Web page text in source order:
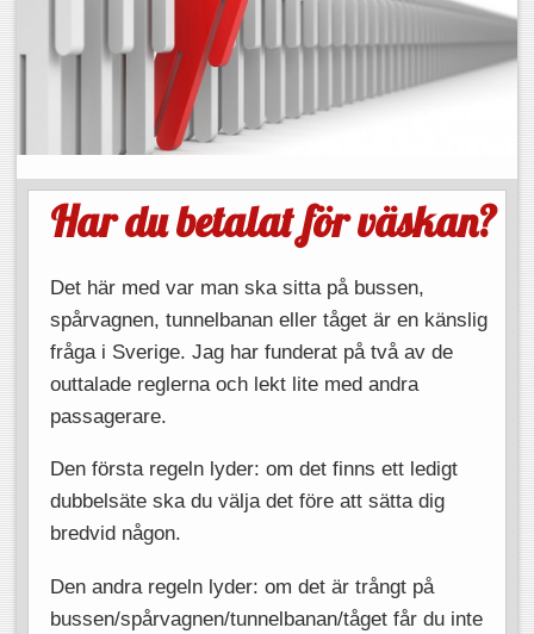
Har du betalat för väskan?
Det här med var man ska sitta på bussen,
spårvagnen, tunnelbanan eller tåget är en känslig
fråga i Sverige. Jag har funderat på två av de
outtalade reglerna och lekt lite med andra
passagerare.
Den första regeln lyder: om det finns ett ledigt
dubbelsäte ska du välja det före att sätta dig
bredvid någon.
Den andra regeln lyder: om det är trångt på
bussen/spårvagnen/tunnelbanan/tåget får du inte